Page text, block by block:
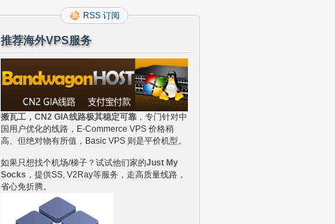
RSS 订阅
推荐海外VPS服务
搬瓦工，CN2 GIA线路极其稳定可靠 ，专门针对中
国用户优化的线路，E-Commerce VPS 价格稍
高、但绝对物有所值，Basic VPS 则是平价机型。
如果只想找个机场/梯子？试试他们家的Just My
Socks ，提供SS, V2Ray等服务，走高质量线路，
省心免折腾。